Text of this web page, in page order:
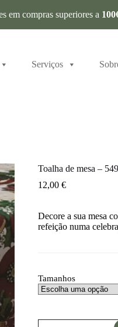
em compras superiores a
Serviços
Toalha de mesa –
12,00 €
Decore a sua mesa
refeição numa
Tamanhos